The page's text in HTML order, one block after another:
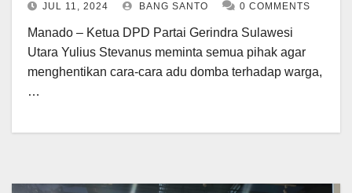
JUL 11, 2024 BANG SANTO 0 COMMENTS
Manado – Ketua DPD Partai Gerindra Sulawesi
Utara Yulius Stevanus meminta semua pihak agar
menghentikan cara-cara adu domba terhadap warga,
…